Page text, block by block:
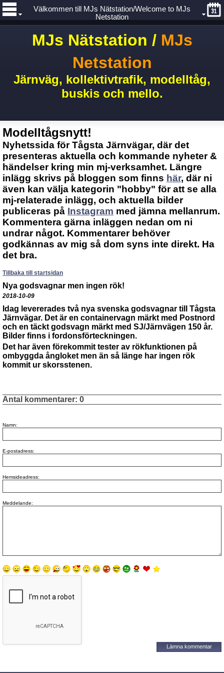
MJs Nätstation /MJs
Netstation
Järnväg, kollektivtrafik, modelltåg,
buskis och mello.
Välkommen till MJs Nätstation/Welcome to MJs
Netstation
Modelltågsnytt!
Nyhetssida för Tågsta Järnvägar, där det
presenteras aktuella och kommande nyheter &
händelser kring min mj-verksamhet. Längre
inlägg skrivs på bloggen som finns här, där ni
även kan välja kategorin "hobby" för att se alla
mj-relaterade inlägg, och aktuella bilder
publiceras på Instagram med jämna mellanrum.
Kommentera gärna inläggen nedan om ni
undrar något. Kommentarer behöver
godkännas av mig så dom syns inte direkt. Ha
det bra.
Tillbaka till startsidan
Nya godsvagnar men ingen rök!
2018-10-09
Idag levererades två nya svenska godsvagnar till Tågsta
Järnvägar. Det är en containervagn märkt med Postnord
och en täckt godsvagn märkt med SJ/Järnvägen 150 år.
Bilder finns i fordonsförteckningen.
Det har även förekommit tester av rökfunktionen på
ombyggda ångloket men än så länge har ingen rök
kommit ur skorsstenen.
Antal kommentarer: 0
Namn:
E-postadress:
Hemsideadress:
Meddelande: